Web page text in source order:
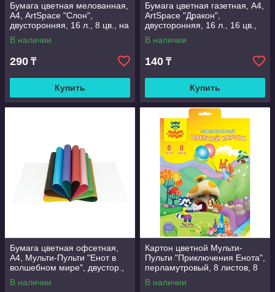
Бумага цветная мелованная,
А4, ArtSpace "Слон",
двусторонняя, 16 л., 8 цв., на
скобе
В наличии
290 ₸
Купить
Бумага цветная газетная, А4,
ArtSpace "Дракон",
двусторонняя, 16 л., 16 цв.,
на скобе
В наличии
140 ₸
Купить
Бумага цветная офсетная,
А4, Мульти-Пульти "Енот в
волшебном мире", двустор.,
8 л., 16 цв., на скобе
В наличии
Картон цветной Мульти-
Пульти "Приключения Енота",
перламутровый, 8 листов, 8
цветов, в папке
В наличии